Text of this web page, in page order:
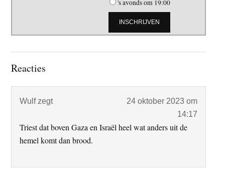
's avonds om 19:00
Lees
Reacties
Wulf zegt
24 oktober 2023 om
14:17
Triest dat boven Gaza en Israël heel wat anders uit de
hemel komt dan brood.